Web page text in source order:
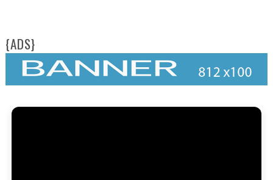
{ADS}